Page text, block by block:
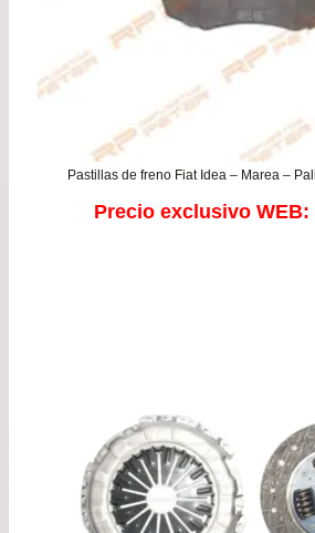
Pastillas de freno Fiat Idea – Marea –
Precio exclusivo WEB: